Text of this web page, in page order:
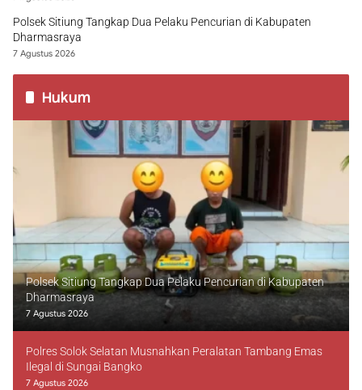
Polsek Sitiung Tangkap Dua Pelaku Pencurian di Kabupaten
Dharmasraya
7 Agustus 2026
Hukum
Polsek Sitiung Tangkap Dua Pelaku Pencurian di Kabupaten
Dharmasraya
7 Agustus 2026
Polres Solok Selatan Musnahkan Peralatan Tambang Emas
Ilegal di Sungai Bangko
7 Agustus 2026